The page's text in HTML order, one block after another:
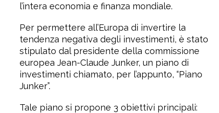
l’intera economia e finanza mondiale.
Per permettere all’Europa di invertire la
tendenza negativa degli investimenti, è stato
stipulato dal presidente della commissione
europea Jean-Claude Junker, un piano di
investimenti chiamato, per l’appunto, “Piano
Junker”.
Tale piano si propone 3 obiettivi principali: